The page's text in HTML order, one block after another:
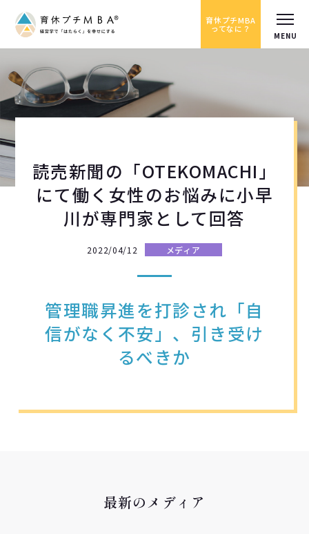
育休プチMBA
ってなに？
読売新聞の「OTEKOMACHI」
にて働く女性のお悩みに小早
川が専門家として回答
2022/04/12 メディア
管理職昇進を打診され「自
信がなく不安」、引き受け
るべきか
最新のメディア